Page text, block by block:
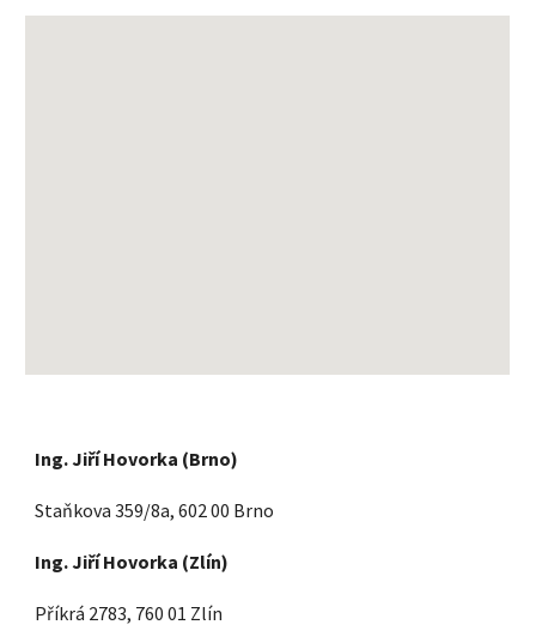
Ing. Jiří Hovorka (Brno)
Staňkova 359/8a, 602 00 Brno
Ing. Jiří Hovorka (Zlín)
Příkrá 2783, 760 01 Zlín